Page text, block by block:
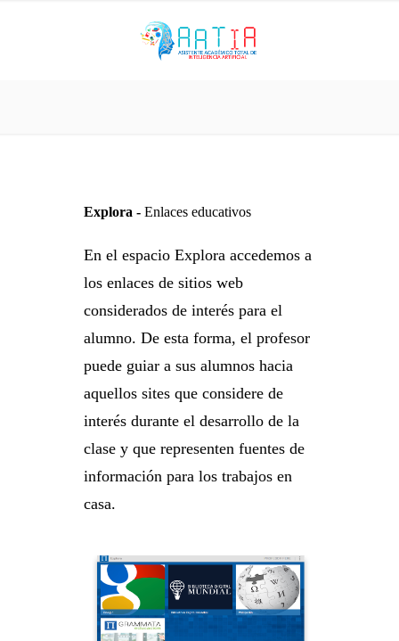
Explora - Enlaces educativos
En el espacio Explora accedemos a
los enlaces de sitios web
considerados de interés para el
alumno. De esta forma, el profesor
puede guiar a sus alumnos hacia
aquellos sites que considere de
interés durante el desarrollo de la
clase y que representen fuentes de
información para los trabajos en
casa.